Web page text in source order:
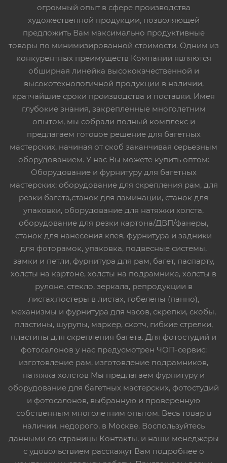
огромный опыт в сфере производства
художественной продукции, позволяющей
предложить Вам максимально продуктивные
товары по минимизированной стоимости. Одним из
конкурентных преимуществ Компании являются
обширная линейка высококачественной и
высокотехнологичной продукции в наличии,
кратчайшие сроки производства и поставки. Имея
глубокие знания, закрепленные многолетним
опытом, мы собрали полный комплекс и
предлагаем готовое решение для багетных
мастерских, начиная от скоб заканчивая серьезным
оборудованием. У нас Вы можете купить оптом:
Оборудование и фурнитуру для багетных
мастерских: оборудование для скрепления рам, для
резки багета,станок для ламинации, станок для
упаковки, оборудование для натяжки холста,
оборудование для резки картона/ДВП/фанеры,
станок для нанесения клея, фурнитура и задники
для фоторамок, упаковка, подвесные системы,
замки и петли, фурнитура для рам, багет, паспарту,
холсты на картоне, холсты на подрамнике, холсты в
рулоне, стекло, зеркала, репродукции в
листах,постеры в листах, гобелены (панно),
механизмы и фурнитура для часов, скрепки, скобы,
пластины, шурупы, маркер, скотч, гибкие стрелки,
пластины для скрепления багета. Для фотостудий и
фотосалонов у нас предусмотрен ЧОП-сервис:
изготовление рам, изготовление подрамников,
натяжка холстов Мы предлагаем фурнитуру и
оборудование для багетных мастерских, фотостудий
и фотосалонов, выбранную и проверенную
собственным многолетним опытом. Весь товар в
наличии, недорого, в Москве. Воспользуйтесь
данными со страницы Контакты, и наши менеджеры
с удовольствием расскажут Вам подробнее о